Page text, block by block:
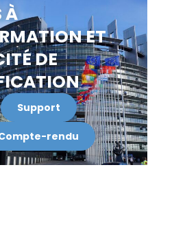
À
ET
DE
Support
rendu